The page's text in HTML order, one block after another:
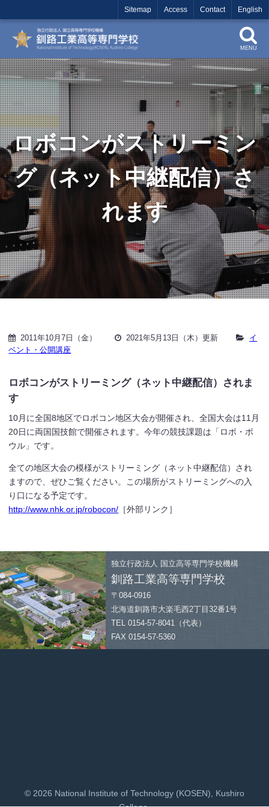
Sitemap Access Contact English
MENU
ロボコンがストリーミン
グ（ネット中継配信）さ
れます
2011年10月7日（金） 2021年5月13日（木）更新
イ
ベント・公開講座
ロボコンがストリーミング（ネット中継配信）されま
す
10月に全国8地区でロボコン地区大会が開催され、全国大会は11月
20日に両国国技館で開催されます。今年の競技課題は「ロボ・ボ
ウル」です。
全ての地区大会の模様がストリーミング（ネット中継配信）され
ますので、ぜひご覧ください。この場所がストリーミングへの入
り口になる予定です。
http://www.nhk.or.jp/robocon/ ［外部リンク］
独立行政法人 国立高等専門学校機構
釧路工業高等専門学校
〒084-0916
北海道釧路市大楽毛西2丁目32番1号
TEL 0154-57-8041（代表）
FAX 0154-57-5360
© 2026 National Institute of Technology (KOSEN), Kushiro